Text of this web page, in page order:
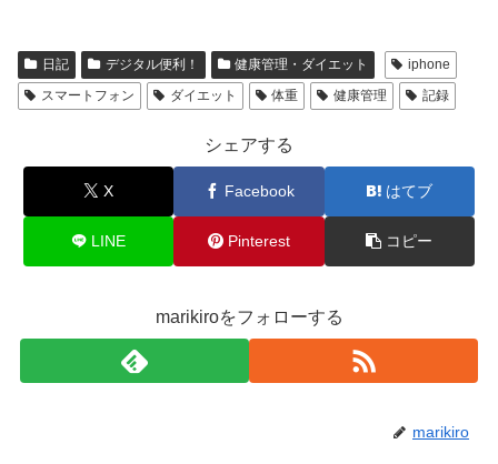
日記 デジタル便利！ 健康管理・ダイエット
iphone
スマートフォン
ダイエット 体重 健康管理 記録
シェアする
X Facebook はてブ
LINE Pinterest コピー
marikiroをフォローする
marikiro